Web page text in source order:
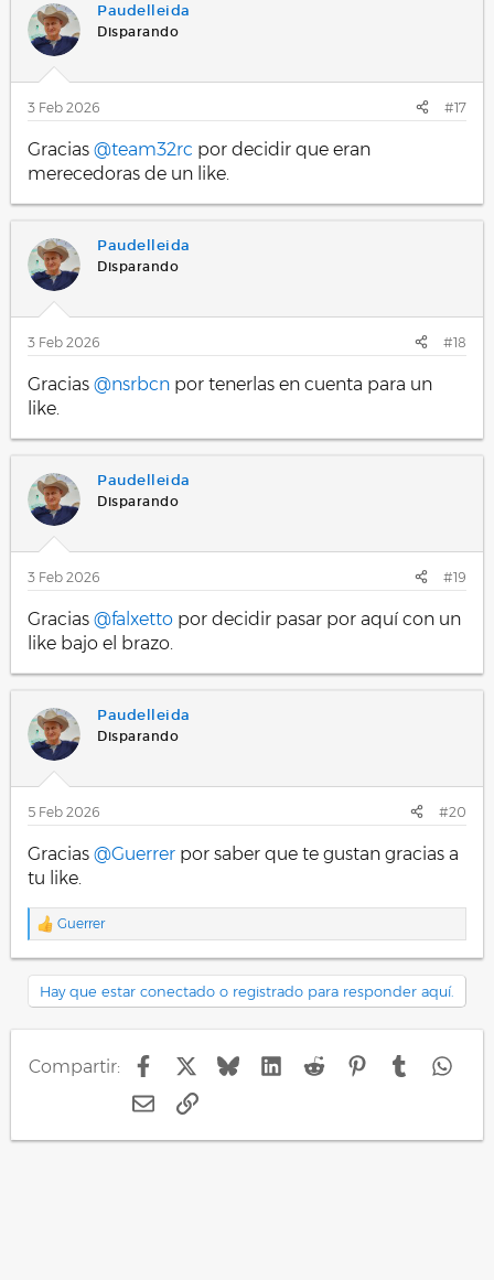
Paudelleida
Disparando
3 Feb 2026 #17
Gracias @team32rc por decidir que eran
merecedoras de un like.
Paudelleida
Disparando
3 Feb 2026 #18
Gracias @nsrbcn por tenerlas en cuenta para un
like.
Paudelleida
Disparando
3 Feb 2026 #19
Gracias @falxetto por decidir pasar por aquí con un
like bajo el brazo.
Paudelleida
Disparando
5 Feb 2026 #20
Gracias @Guerrer por saber que te gustan gracias a
tu like.
R
a
c
c
e
Guerrer
Hay que estar conectado o registrado para responder aquí.
Compartir: FacebookBlueskyLinkedIn
Reddit PinterestTumblr
E-mailEnlace